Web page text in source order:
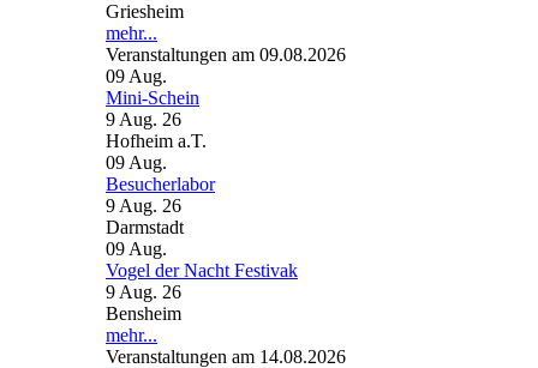
Griesheim
mehr...
Veranstaltungen am 09.08.2026
09 Aug.
Mini-Schein
9 Aug. 26
Hofheim a.T.
09 Aug.
Besucherlabor
9 Aug. 26
Darmstadt
09 Aug.
Vogel der Nacht Festivak
9 Aug. 26
Bensheim
mehr...
Veranstaltungen am 14.08.2026